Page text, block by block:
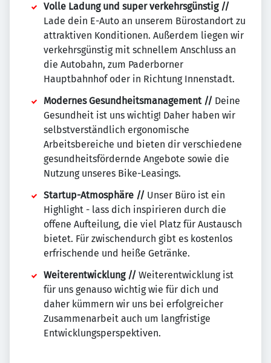
Volle Ladung und super verkehrsgünstig //
Lade dein E-Auto an unserem Bürostandort zu
attraktiven Konditionen. Außerdem liegen wir
verkehrsgünstig mit schnellem Anschluss an
die Autobahn, zum Paderborner
Hauptbahnhof oder in Richtung Innenstadt.
Modernes Gesundheitsmanagement // Deine
Gesundheit ist uns wichtig! Daher haben wir
selbstverständlich ergonomische
Arbeitsbereiche und bieten dir verschiedene
gesundheitsfördernde Angebote sowie die
Nutzung unseres Bike-Leasings.
Startup-Atmosphäre // Unser Büro ist ein
Highlight - lass dich inspirieren durch die
offene Aufteilung, die viel Platz für Austausch
bietet. Für zwischendurch gibt es kostenlos
erfrischende und heiße Getränke.
Weiterentwicklung // Weiterentwicklung ist
für uns genauso wichtig wie für dich und
daher kümmern wir uns bei erfolgreicher
Zusammenarbeit auch um langfristige
Entwicklungsperspektiven.